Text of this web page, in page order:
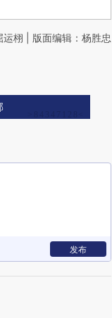
运栩 | 版面编辑：杨胜忠
发布